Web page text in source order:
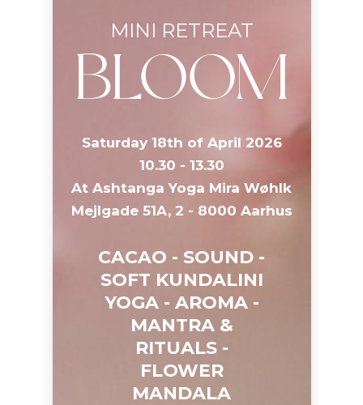
MINI RETREAT
BLOOM
Saturday 18th of April 2026
10.30 - 13.30
At Ashtanga Yoga Mira Wøhlk
Mejlgade 51A, 2 - 8000 Aarhus
CACAO - SOUND -
SOFT KUNDALINI
YOGA - AROMA -
MANTRA &
RITUALS -
FLOWER
MANDALA